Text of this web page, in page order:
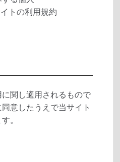
トの利用規約
関し適用されるもので
意したうえで当サイト
。